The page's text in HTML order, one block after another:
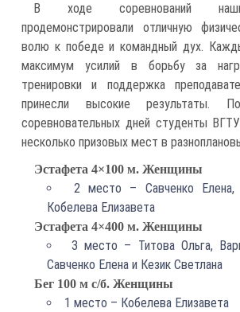
В ходе соревнований
продемонстрировали отличную
волю к победе и командный дух.
максимум усилий в борьбу за
тренировки и поддержка
принесли высокие результаты.
соревновательных дней студенты
несколько призовых мест в
Эстафета 4×100 м. Женщины
2 место – Савченко Елена,
Кобелева Елизавета
Эстафета 4×400 м. Женщины
3 место – Титова Ольга,
Савченко Елена и Кезик Светлана
Бег 100 м с/б. Женщины
1 место – Кобелева Елизавета